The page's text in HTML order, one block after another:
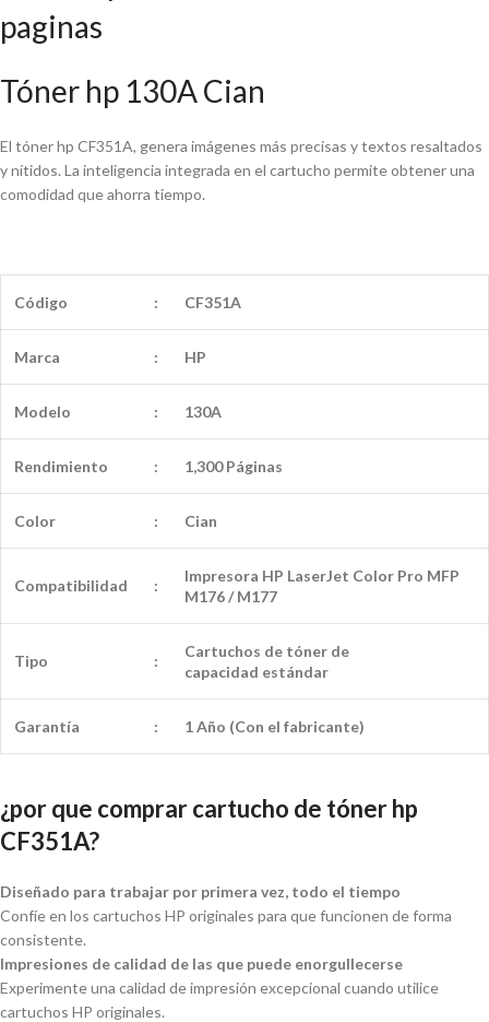
paginas
Tóner hp 130A Cian
El tóner hp CF351A, genera imágenes más precisas y textos resaltados
y nítidos. La inteligencia integrada en el cartucho permite obtener una
comodidad que ahorra tiempo.
Código : CF351A
Marca : HP
Modelo : 130A
Rendimiento : 1,300 Páginas
Color : Cian
Compatibilidad :
Impresora HP LaserJet Color Pro MFP
M176 / M177
Tipo :
Cartuchos de tóner de
capacidad estándar
Garantía : 1 Año (Con el fabricante)
¿por que comprar cartucho de tóner hp
CF351A?
Diseñado para trabajar por primera vez, todo el tiempo
Confíe en los cartuchos HP originales para que funcionen de forma
consistente.
Impresiones de calidad de las que puede enorgullecerse
Experimente una calidad de impresión excepcional cuando utilice
cartuchos HP originales.